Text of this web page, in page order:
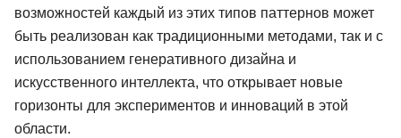
возможностей каждый из этих типов паттернов может
быть реализован как традиционными методами, так и с
использованием генеративного дизайна и
искусственного интеллекта, что открывает новые
горизонты для экспериментов и инноваций в этой
области.